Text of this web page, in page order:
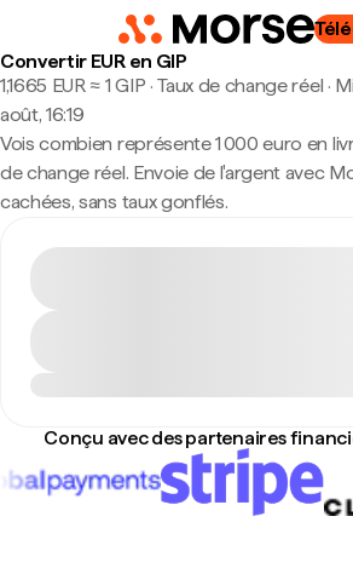
Convertir EUR en GIP
1,1665 EUR ≈ 1 GIP · Taux de change réel ·
août, 16:19
Vois combien représente 1 000 euro en
de change réel. Envoie de l'argent avec
cachées, sans taux gonflés.
Conçu avec des partenaires